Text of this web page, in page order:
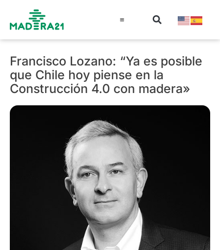
Francisco Lozano: “Ya es posible
que Chile hoy piense en la
Construcción 4.0 con madera»